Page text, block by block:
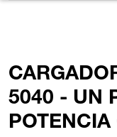
5040 - UN